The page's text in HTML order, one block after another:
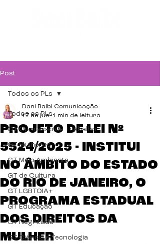
Post
Todos os PLs
GT Comissão de Trabalho
GT Mulheres
GT Meio Ambiente
GT de Cultura
GT LGBTQIA+
GT Educação
GT Negritude
GT Ciência e Tecnologia
Todos os PLs
PROJETO DE LEI Nº
5524/2025 - INSTITUI
NO ÂMBITO DO ESTADO
DO RIO DE JANEIRO, O
PROGRAMA ESTADUAL
DOS DIREITOS DA
MULHER
Dani Balbi Comunicação
17 de jun. 1 min de leitura